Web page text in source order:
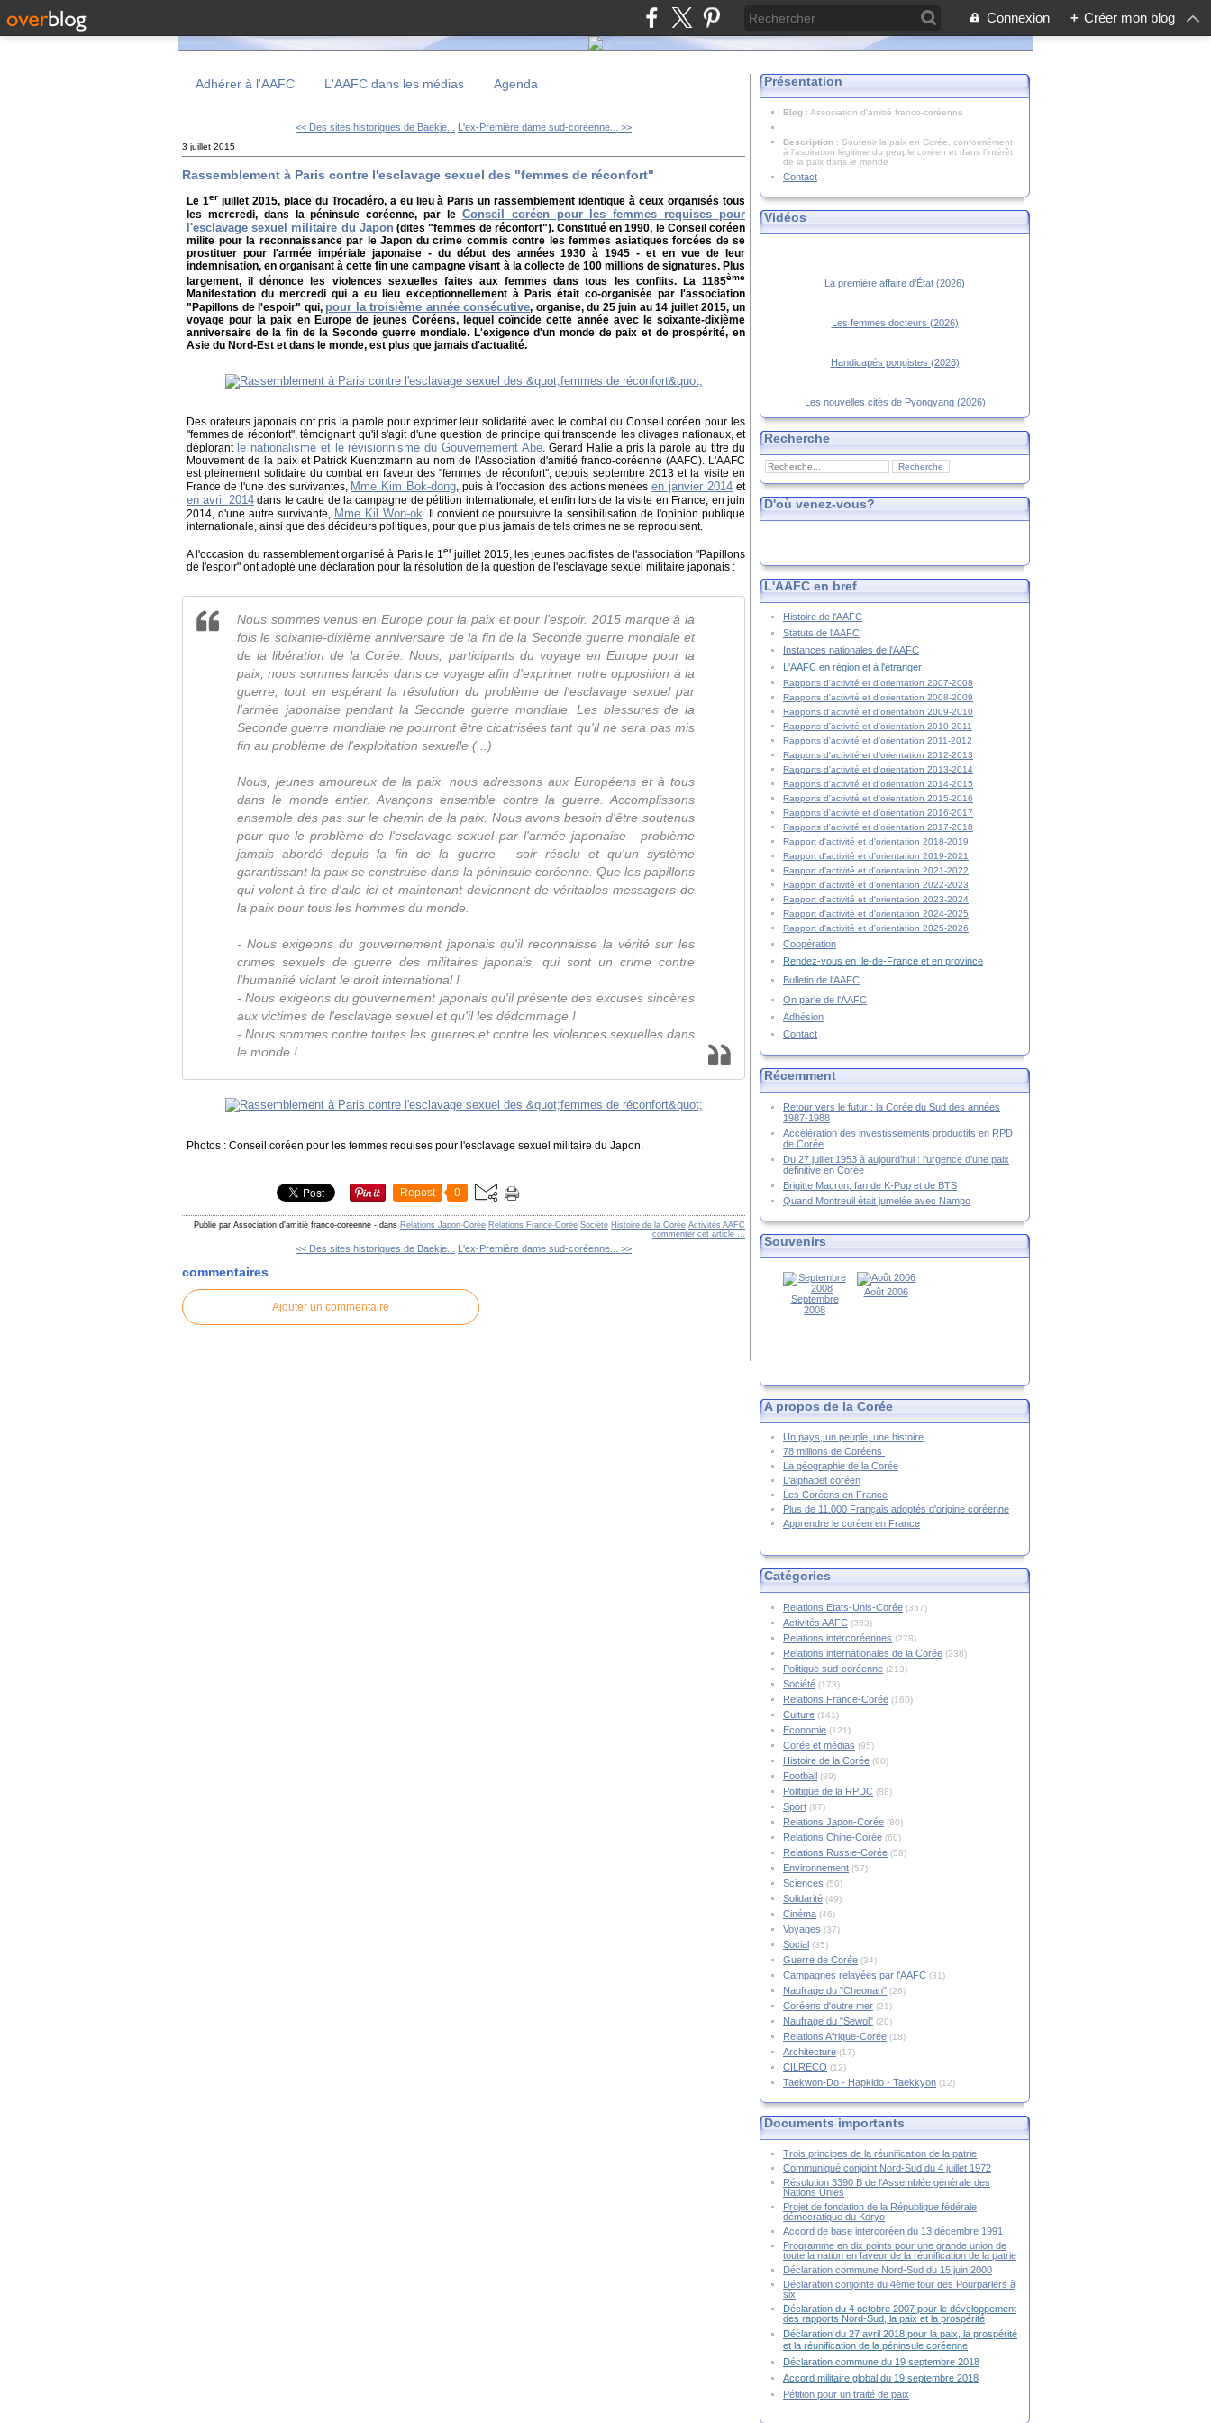
Connexion + Créer mon blog
Adhérer à l'AAFC L'AAFC dans les médias Agenda
<< Des sites historiques de Baekje... L'ex-Première dame sud-coréenne... >>
3 juillet 2015
Rassemblement à Paris contre l'esclavage sexuel des "femmes de réconfort"
Le 1erjuillet 2015, place du Trocadéro, a eu lieu à Paris un rassemblement identique à ceux organisés tous
les mercredi, dans la péninsule coréenne, par le Conseil coréen pour les femmes requises pour
l'esclavage sexuel militaire du Japon(dites "femmes de réconfort"). Constitué en 1990, le Conseil coréen
milite pour la reconnaissance par le Japon du crime commis contre les femmes asiatiques forcées de se
prostituer pour l'armée impériale japonaise - du début des années 1930 à 1945 - et en vue de leur
indemnisation, en organisant à cette fin une campagne visant à la collecte de 100 millions de signatures. Plus
largement, il dénonce les violences sexuelles faites aux femmes dans tous les conflits. La 1185ème
Manifestation du mercredi qui a eu lieu exceptionnellement à Paris était co-organisée par l'association
"Papillons de l'espoir" qui, pour la troisième année consécutive, organise, du 25 juin au 14 juillet 2015, un
voyage pour la paix en Europe de jeunes Coréens, lequel coïncide cette année avec le soixante-dixième
anniversaire de la fin de la Seconde guerre mondiale. L'exigence d'un monde de paix et de prospérité, en
Asie du Nord-Est et dans le monde, est plus que jamais d'actualité.
Des orateurs japonais ont pris la parole pour exprimer leur solidarité avec le combat du Conseil coréen pour les
"femmes de réconfort", témoignant qu'il s'agit d'une question de principe qui transcende les clivages nationaux, et
déplorant le nationalisme et le révisionnisme du Gouvernement Abe. Gérard Halie a pris la parole au titre du
Mouvement de la paix et Patrick Kuentzmann au nom de l'Association d'amitié franco-coréenne (AAFC). L'AAFC
est pleinement solidaire du combat en faveur des "femmes de réconfort", depuis septembre 2013 et la visite en
France de l'une des survivantes, Mme Kim Bok-dong, puis à l'occasion des actions menéesen janvier 2014 et
en avril 2014dans le cadre de la campagne de pétition internationale, et enfin lors de la visite en France, en juin
2014, d'une autre survivante, Mme Kil Won-ok. Il convient de poursuivre la sensibilisation de l'opinion publique
internationale, ainsi que des décideurs politiques, pour que plus jamais de tels crimes ne se reproduisent.
A l'occasion du rassemblement organisé à Paris le 1er juillet 2015, les jeunes pacifistes de l'association "Papillons
de l'espoir" ont adopté une déclaration pour la résolution de la question de l'esclavage sexuel militaire japonais :
Nous sommes venus en Europe pour la paix et pour l'espoir. 2015 marque à la
fois le soixante-dixième anniversaire de la fin de la Seconde guerre mondiale et
de la libération de la Corée. Nous, participants du voyage en Europe pour la
paix, nous sommes lancés dans ce voyage afin d'exprimer notre opposition à la
guerre, tout en espérant la résolution du problème de l'esclavage sexuel par
l'armée japonaise pendant la Seconde guerre mondiale. Les blessures de la
Seconde guerre mondiale ne pourront être cicatrisées tant qu'il ne sera pas mis
fin au problème de l'exploitation sexuelle (...)
Nous, jeunes amoureux de la paix, nous adressons aux Européens et à tous
dans le monde entier. Avançons ensemble contre la guerre. Accomplissons
ensemble des pas sur le chemin de la paix. Nous avons besoin d'être soutenus
pour que le problème de l'esclavage sexuel par l'armée japonaise - problème
jamais abordé depuis la fin de la guerre - soir résolu et qu'un système
garantissant la paix se construise dans la péninsule coréenne. Que les papillons
qui volent à tire-d'aile ici et maintenant deviennent de véritables messagers de
la paix pour tous les hommes du monde.
- Nous exigeons du gouvernement japonais qu'il reconnaisse la vérité sur les
crimes sexuels de guerre des militaires japonais, qui sont un crime contre
l'humanité violant le droit international !
- Nous exigeons du gouvernement japonais qu'il présente des excuses sincères
aux victimes de l'esclavage sexuel et qu'il les dédommage !
- Nous sommes contre toutes les guerres et contre les violences sexuelles dans
le monde !
Photos : Conseil coréen pour les femmes requises pour l'esclavage sexuel militaire du Japon.
Repost 0
Publié par Association d'amitié franco-coréenne - dans Relations Japon-Corée Relations France-Corée Société Histoire de la Corée Activités AAFC
commenter cet article …
<< Des sites historiques de Baekje... L'ex-Première dame sud-coréenne... >>
commentaires
Ajouter un commentaire
Présentation
Blog : Association d'amitié franco-coréenne
Description : Soutenir la paix en Corée, conformément
à l'aspiration légitime du peuple coréen et dans l’intérêt
de la paix dans le monde
Contact
Vidéos
La première affaire d'État (2026)
Les femmes docteurs (2026)
Handicapés pongistes (2026)
Les nouvelles cités de Pyongyang (2026)
Recherche
D'où venez-vous?
L'AAFC en bref
Histoire de l'AAFC
Statuts de l'AAFC
Instances nationales de l'AAFC
L'AAFC en région et à l'étranger
Rapports d'activité et d'orientation 2007-2008
Rapports d'activité et d'orientation 2008-2009
Rapports d'activité et d'orientation 2009-2010
Rapports d'activité et d'orientation 2010-2011
Rapports d'activité et d'orientation 2011-2012
Rapports d'activité et d'orientation 2012-2013
Rapports d'activité et d'orientation 2013-2014
Rapports d'activité et d'orientation 2014-2015
Rapports d'activité et d'orientation 2015-2016
Rapports d'activité et d'orientation 2016-2017
Rapports d'activité et d'orientation 2017-2018
Rapport d'activité et d'orientation 2018-2019
Rapport d'activité et d'orientation 2019-2021
Rapport d'activité et d'orientation 2021-2022
Rapport d'activité et d'orientation 2022-2023
Rapport d'activité et d'orientation 2023-2024
Rapport d'activité et d'orientation 2024-2025
Rapport d'activité et d'orientation 2025-2026
Coopération
Rendez-vous en Ile-de-France et en province
Bulletin de l'AAFC
On parle de l'AAFC
Adhésion
Contact
Récemment
Retour vers le futur : la Corée du Sud des années
1987-1988
Accélération des investissements productifs en RPD
de Corée
Du 27 juillet 1953 à aujourd’hui : l’urgence d’une paix
définitive en Corée
Brigitte Macron, fan de K-Pop et de BTS
Quand Montreuil était jumelée avec Nampo
Souvenirs
Septembre
2008
Août 2006
A propos de la Corée
Un pays, un peuple, une histoire
78 millions de Coréens
La géographie de la Corée
L'alphabet coréen
Les Coréens en France
Plus de 11.000 Français adoptés d'origine coréenne
Apprendre le coréen en France
Catégories
Relations Etats-Unis-Corée (357)
Activités AAFC (353)
Relations intercoréennes (278)
Relations internationales de la Corée (238)
Politique sud-coréenne (213)
Société (173)
Relations France-Corée (160)
Culture (141)
Economie (121)
Corée et médias (95)
Histoire de la Corée (90)
Football (89)
Politique de la RPDC (88)
Sport (87)
Relations Japon-Corée (80)
Relations Chine-Corée (60)
Relations Russie-Corée (58)
Environnement (57)
Sciences (50)
Solidarité (49)
Cinéma (46)
Voyages (37)
Social (35)
Guerre de Corée (34)
Campagnes relayées par l'AAFC (31)
Naufrage du "Cheonan" (26)
Coréens d'outre mer (21)
Naufrage du "Sewol" (20)
Relations Afrique-Corée (18)
Architecture (17)
CILRECO (12)
Taekwon-Do - Hapkido - Taekkyon (12)
Documents importants
Trois principes de la réunification de la patrie
Communiqué conjoint Nord-Sud du 4 juillet 1972
Résolution 3390 B de l'Assemblée générale des
Nations Unies
Projet de fondation de la République fédérale
démocratique du Koryo
Accord de base intercoréen du 13 décembre 1991
Programme en dix points pour une grande union de
toute la nation en faveur de la réunification de la patrie
Déclaration commune Nord-Sud du 15 juin 2000
Déclaration conjointe du 4ème tour des Pourparlers à
six
Déclaration du 4 octobre 2007 pour le développement
des rapports Nord-Sud, la paix et la prospérité
Déclaration du 27 avril 2018 pour la paix, la prospérité
et la réunification de la péninsule coréenne
Déclaration commune du 19 septembre 2018
Accord militaire global du 19 septembre 2018
Pétition pour un traité de paix